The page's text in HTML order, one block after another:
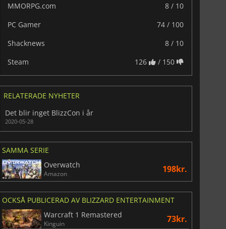
MMORPG.com
8 / 10
PC Gamer
74 / 100
Shacknews
8 / 10
Steam
126 / 150
RELATERADE NYHETER
Det blir inget BlizzCon i år
2020-05-28
SAMMA SERIE
Overwatch
Amazon 198kr.
OCKSÅ PUBLICERAD AV BLIZZARD ENTERTAINMENT
Warcraft 1 Remastered
Kinguin 73kr.